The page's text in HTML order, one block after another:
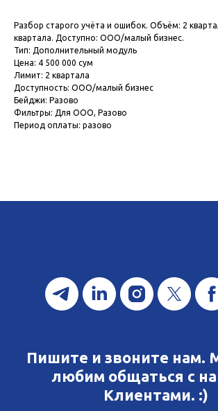
Разбор старого учёта и ошибок. Объём: 2
квартала. Доступно: ООО/малый бизнес.
Тип: Дополнительный модуль
Цена: 4 500 000 сум
Лимит: 2 квартала
Доступность: ООО/малый бизнес
Бейджи: Разово
Фильтры: Для ООО, Разово
Период оплаты: разово
Пишите и звоните нам.
любим общаться с
Клиентами. :)